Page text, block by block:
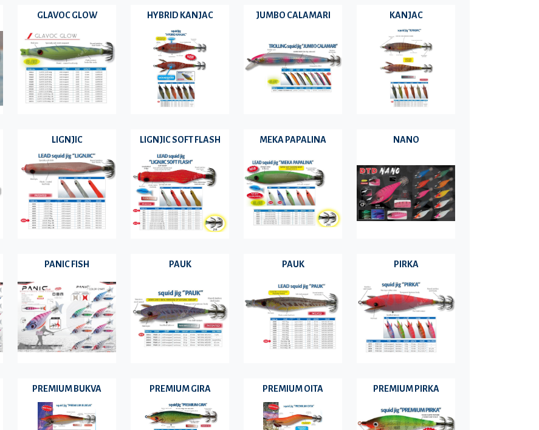
GLAVOC GLOW HYBRID KANJAC JUMBO CALAMARI KANJAC
LIGNJIC LIGNJIC SOFT FLASH MEKA PAPALINA NANO
PANIC FISH PAUK PAUK PIRKA
PREMIUM BUKVA PREMIUM GIRA PREMIUM OITA PREMIUM PIRKA